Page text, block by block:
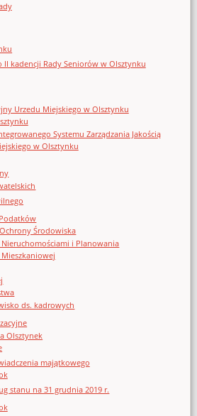
kadencji Rady Seniorów w Olsztynku
Urzedu Miejskiego w Olsztynku
Systemu Zarządzania Jakością
w Olsztynku
Środowiska
i Planowania
ds. kadrowych
Olsztynek
majątkowego
stanu na 31 grudnia 2019 r.